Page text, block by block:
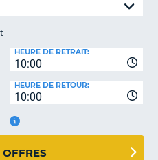
10:00
HEURE DE RETRAIT:
10:00
HEURE DE RETOUR: